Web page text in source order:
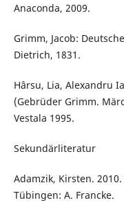
Anaconda, 2009.
Grimm, Jacob:
Dietrich, 1831.
Hârsu, Lia, Alexandru
(Gebrüder Grimm.
Vestala 1995.
Sekundärliteratur
Adamzik, Kirsten.
Tübingen: A. Francke.